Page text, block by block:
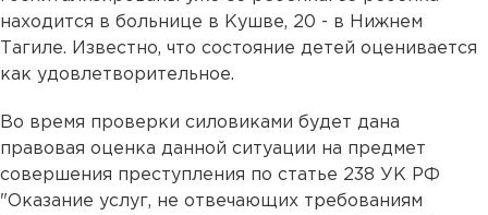
находится в больнице в Кушве, 20 - в Нижнем
Тагиле. Известно, что состояние детей оценивается
как удовлетворительное.
Во время проверки силовиками будет дана
правовая оценка данной ситуации на предмет
совершения преступления по статье 238 УК РФ
"Оказание услуг, не отвечающих требованиям